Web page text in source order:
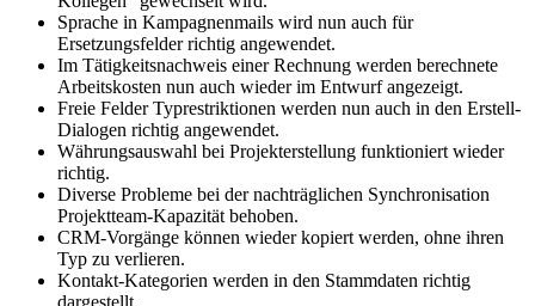
Sprache in Kampagnenmails wird nun auch für
Ersetzungsfelder richtig angewendet.
Im Tätigkeitsnachweis einer Rechnung werden berechnete
Arbeitskosten nun auch wieder im Entwurf angezeigt.
Freie Felder Typrestriktionen werden nun auch in den Erstell-
Dialogen richtig angewendet.
Währungsauswahl bei Projekterstellung funktioniert wieder
richtig.
Diverse Probleme bei der nachträglichen Synchronisation
Projektteam-Kapazität behoben.
CRM-Vorgänge können wieder kopiert werden, ohne ihren
Typ zu verlieren.
Kontakt-Kategorien werden in den Stammdaten richtig
dargestellt.